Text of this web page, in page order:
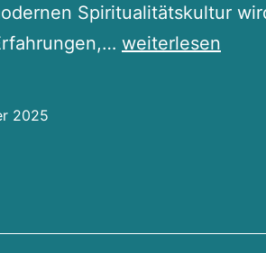
Spiritualitätskultur
Wahrheit
weiterlesen
2025